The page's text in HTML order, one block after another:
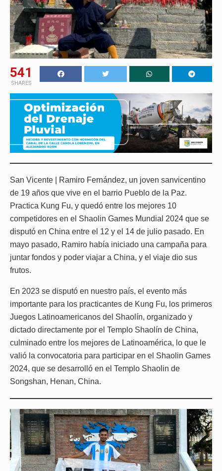
541
SHARES
San Vicente | Ramiro Fernández, un joven sanvicentino
de 19 años que vive en el barrio Pueblo de la Paz.
Practica Kung Fu, y quedó entre los mejores 10
competidores en el Shaolin Games Mundial 2024 que se
disputó en China entre el 12 y el 14 de julio pasado. En
mayo pasado, Ramiro había iniciado una campaña para
juntar fondos y poder viajar a China, y el viaje dio sus
frutos.
En 2023 se disputó en nuestro país, el evento más
importante para los practicantes de Kung Fu, los primeros
Juegos Latinoamericanos del Shaolín, organizado y
dictado directamente por el Templo Shaolín de China,
culminado entre los mejores de Latinoamérica, lo que le
valió la convocatoria para participar en el Shaolin Games
2024, que se desarrolló en el Templo Shaolin de
Songshan, Henan, China.